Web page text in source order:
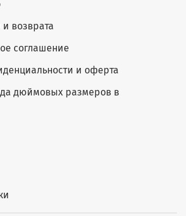
возврата
соглашение
и оферта
дюймовых размеров в